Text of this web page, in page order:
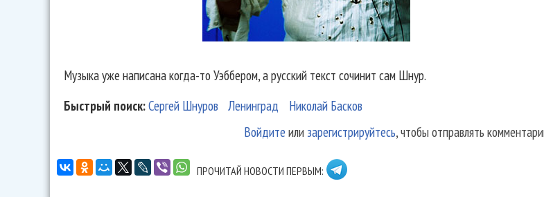
Музыка уже написана когда-то Уэббером, а русский текст сочинит сам Шнур.
Быстрый поиск:Сергей Шнуров Ленинград
Николай Басков
Войдите или зарегистрируйтесь, чтобы отправлять
ПРОЧИТАЙ НОВОСТИ ПЕРВЫМ: